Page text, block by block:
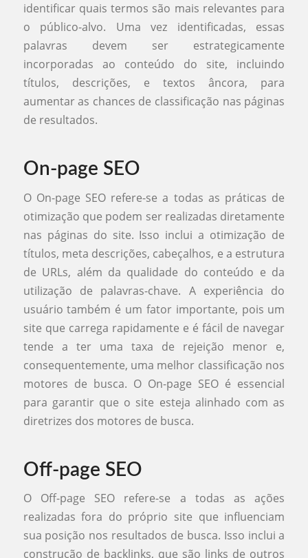
identificar quais termos são mais relevantes para
o público-alvo. Uma vez identificadas, essas
palavras devem ser estrategicamente
incorporadas ao conteúdo do site, incluindo
títulos, descrições, e textos âncora, para
aumentar as chances de classificação nas páginas
de resultados.
On-page SEO
O On-page SEO refere-se a todas as práticas de
otimização que podem ser realizadas diretamente
nas páginas do site. Isso inclui a otimização de
títulos, meta descrições, cabeçalhos, e a estrutura
de URLs, além da qualidade do conteúdo e da
utilização de palavras-chave. A experiência do
usuário também é um fator importante, pois um
site que carrega rapidamente e é fácil de navegar
tende a ter uma taxa de rejeição menor e,
consequentemente, uma melhor classificação nos
motores de busca. O On-page SEO é essencial
para garantir que o site esteja alinhado com as
diretrizes dos motores de busca.
Off-page SEO
O Off-page SEO refere-se a todas as ações
realizadas fora do próprio site que influenciam
sua posição nos resultados de busca. Isso inclui a
construção de backlinks, que são links de outros